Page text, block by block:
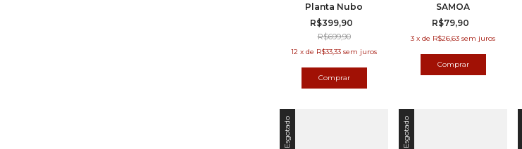
Planta Nubo
R$399,90
R$699,90
12 x de R$33,33 sem juros
SAMOA
R$79,90
3 x de R$26,63 sem juros
Esgotado Esgotado